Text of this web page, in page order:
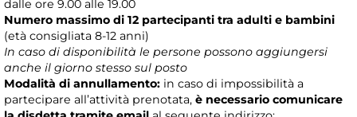
dalle ore 9.00 alle 19.00
Numero massimo di 12 partecipanti tra adulti e bambini
(età consigliata 8-12 anni)
In caso di disponibilità le persone possono aggiungersi
anche il giorno stesso sul posto
Modalità di annullamento: in caso di impossibilità a
partecipare all’attività prenotata, è necessario comunicare